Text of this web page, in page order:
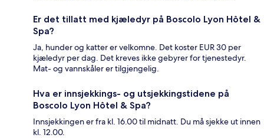
Er det tillatt med kjæledyr på Boscolo Lyon Hôtel &
Spa?
Ja, hunder og katter er velkomne. Det koster EUR 30 per
kjæledyr per dag. Det kreves ikke gebyrer for tjenestedyr.
Mat- og vannskåler er tilgjengelig.
Hva er innsjekkings- og utsjekkingstidene på
Boscolo Lyon Hôtel & Spa?
Innsjekkingen er fra kl. 16.00 til midnatt. Du må sjekke ut innen
kl. 12.00.